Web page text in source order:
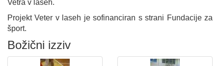
Vetra v laseh.
Projekt Veter v laseh je sofinanciran s strani Fundacije za
šport.
Božični izziv